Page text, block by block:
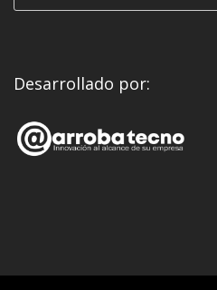
para:
Desarrollado por: